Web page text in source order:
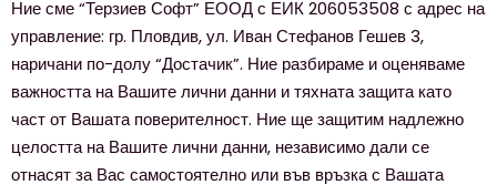
Ние сме “Терзиев Софт” ЕООД с ЕИК 206053508 с адрес на
управление: гр. Пловдив, ул. Иван Стефанов Гешев 3,
наричани по-долу “Достачик”. Ние разбираме и оценяваме
важността на Вашите лични данни и тяхната защита като
част от Вашата поверителност. Ние ще защитим надлежно
целостта на Вашите лични данни, независимо дали се
отнасят за Вас самостоятелно или във връзка с Вашата